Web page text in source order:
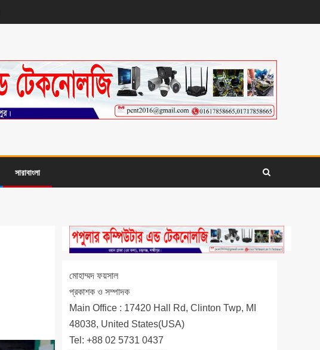
সারাবাংলা
মোহাম্মদ ফয়সাল
প্রকাশক ও সম্পাদক
Main Office : 17420 Hall Rd, Clinton Twp, MI
48038, United States(USA)
Tel: +88 02 5731 0437